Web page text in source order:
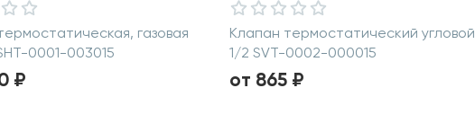
термостатическая, газовая
0001-003015
₽
Клапан термостатический угловой
1/2 SVT-0002-000015
от 865 ₽